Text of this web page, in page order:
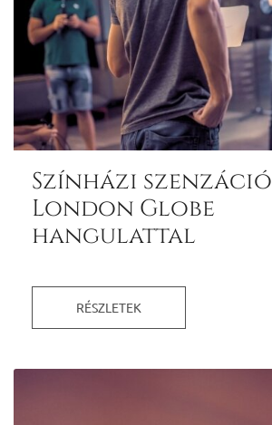
Színházi szenzáció
London Globe
hangulattal
RÉSZLETEK